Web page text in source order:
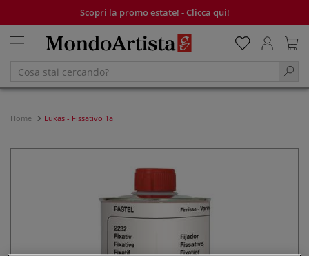
Scopri la promo estate! -Clicca qui!
Home Lukas - Fissativo 1a